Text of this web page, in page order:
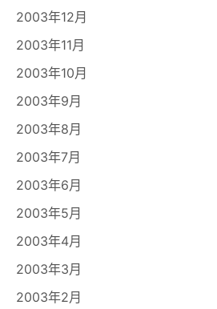
2003年12月
2003年11月
2003年10月
2003年9月
2003年8月
2003年7月
2003年6月
2003年5月
2003年4月
2003年3月
2003年2月